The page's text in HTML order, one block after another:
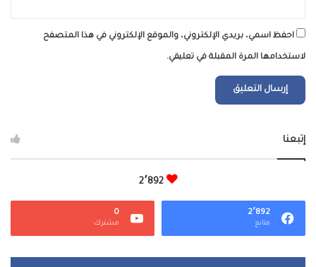
احفظ اسمي، بريدي الإلكتروني، والموقع الإلكتروني في هذا المتصفح
لاستخدامها المرة المقبلة في تعليقي.
إتبعنا
2٬892
2٬892
متابع
0
مشترك